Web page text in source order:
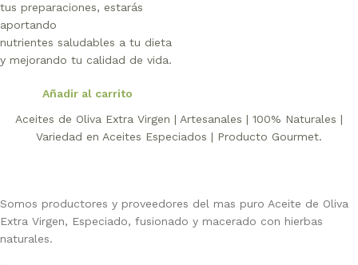
tus preparaciones, estarás
aportando
nutrientes saludables a tu dieta
y mejorando tu calidad de vida.
Añadir al carrito
Aceites de Oliva Extra Virgen | Artesanales | 100% Naturales |
Variedad en Aceites Especiados | Producto Gourmet.
Somos productores y proveedores del mas puro Aceite de Oliva
Extra Virgen, Especiado, fusionado y macerado con hierbas
naturales.